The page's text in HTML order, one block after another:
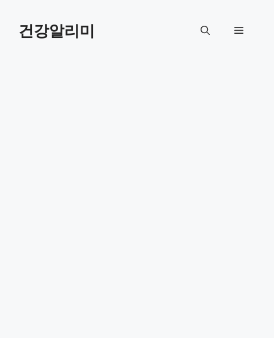
건강알리미 메